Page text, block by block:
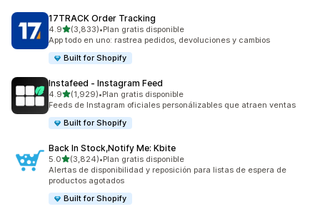
17TRACK Order Tracking
4.9de 5 estrellas
(3,833)
3833 reseñas en total
•Plan gratis disponible
App todo en uno: rastrea pedidos, devoluciones y cambios
Built for Shopify
Instafeed ‑ Instagram Feed
4.9de 5 estrellas
(1,929)
1929 reseñas en total
•Plan gratis disponible
Feeds de Instagram oficiales personálizables que atraen ventas
Built for Shopify
Back In Stock,Notify Me: Kbite
5.0de 5 estrellas
(3,824)
3824 reseñas en total
•Plan gratis disponible
Alertas de disponibilidad y reposición para listas de espera de
productos agotados
Built for Shopify